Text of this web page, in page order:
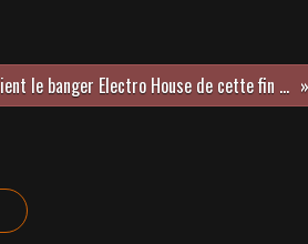
Svbline tient le banger Electro House de cette fin d’année avec « Pjanoo’s Seduction » !